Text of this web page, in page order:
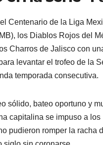
Centenario de la Liga
los Diablos Rojos del
Charros de Jalisco con
levantar el trofeo de la
temporada consecutiva.
sólido, bateo oportuno y
capitalina se impuso a los
pudieron romper la racha